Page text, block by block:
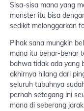
Sisa-sisa mana yang
monster itu bisa
sedikit melonggarkan
Pihak sana mungkin
mana itu benar-benar
bahwa tidak ada yang
akhirnya hilang dari
seluruh tubuhnya
pernah setegang ini
mana di seberang